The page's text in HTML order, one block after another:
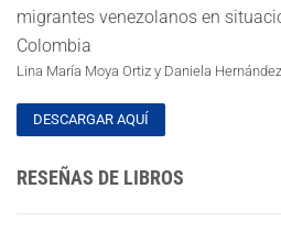
migrantes venezolanos en
Colombia
Lina María Moya Ortiz y Daniela
DESCARGAR AQUÍ
RESEÑAS DE LIBROS